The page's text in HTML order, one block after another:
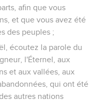
afin que vous
et que vous avez été
des peuples ;
écoutez la parole du
l'Éternel, aux
et aux vallées, aux
qui ont été
autres nations